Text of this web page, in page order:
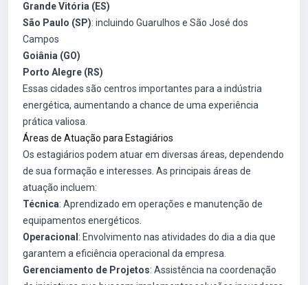
Grande Vitória (ES)
São Paulo (SP): incluindo Guarulhos e São José dos
Campos
Goiânia (GO)
Porto Alegre (RS)
Essas cidades são centros importantes para a indústria
energética, aumentando a chance de uma experiência
prática valiosa.
Áreas de Atuação para Estagiários
Os estagiários podem atuar em diversas áreas, dependendo
de sua formação e interesses. As principais áreas de
atuação incluem:
Técnica: Aprendizado em operações e manutenção de
equipamentos energéticos.
Operacional : Envolvimento nas atividades do dia a dia que
garantem a eficiência operacional da empresa.
Gerenciamento de Projetos: Assistência na coordenação